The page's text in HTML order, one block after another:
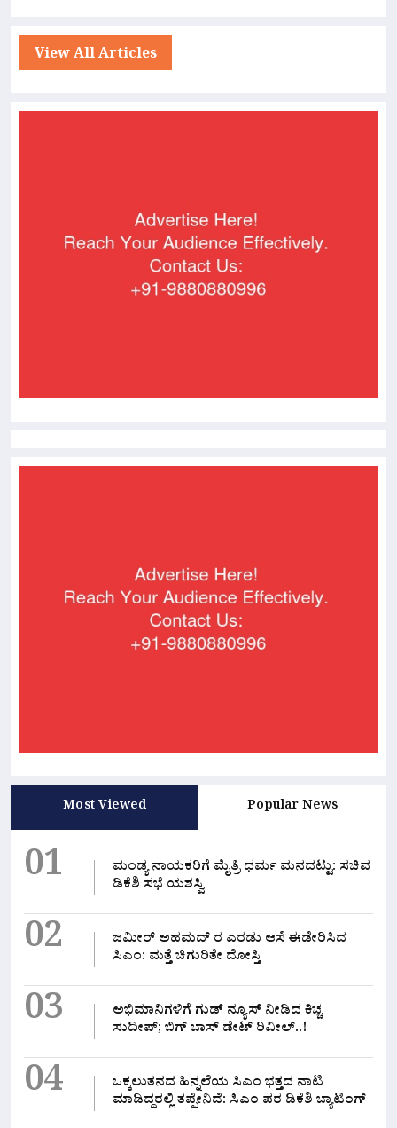
View All Articles
Most Viewed Popular News
01
ಮಂಡ್ಯ ನಾಯಕರಿಗೆ ಮೈತ್ರಿ ಧರ್ಮ ಮನದಟ್ಟು: ಸಚಿವ
ಡಿಕೆಶಿ ಸಭೆ ಯಶಸ್ವಿ
02
ಜಮೀರ್ ಅಹಮದ್ ರ ಎರಡು ಆಸೆ ಈಡೇರಿಸಿದ
ಸಿಎಂ: ಮತ್ತೆ ಚಿಗುರಿತೇ ದೋಸ್ತಿ
03
ಅಭಿಮಾನಿಗಳಿಗೆ ಗುಡ್ ನ್ಯೂಸ್ ನೀಡಿದ ಕಿಚ್ಚ
ಸುದೀಪ್; ಬಿಗ್ ಬಾಸ್ ಡೇಟ್ ರಿವೀಲ್..!
04
ಒಕ್ಕಲುತನದ ಹಿನ್ನಲೆಯ ಸಿಎಂ ಭತ್ತದ ನಾಟಿ
ಮಾಡಿದ್ದರಲ್ಲಿ‌ ತಪ್ಪೇನಿದೆ: ಸಿಎಂ ಪರ ಡಿಕೆಶಿ ಬ್ಯಾಟಿಂಗ್